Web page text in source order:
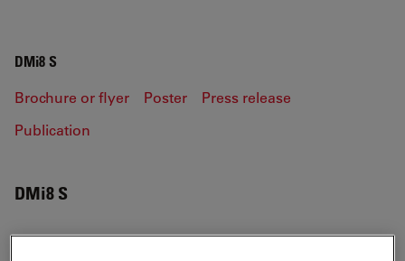
DMi8 S
Brochure or flyer Poster
Press release
Publication
DMi8 S